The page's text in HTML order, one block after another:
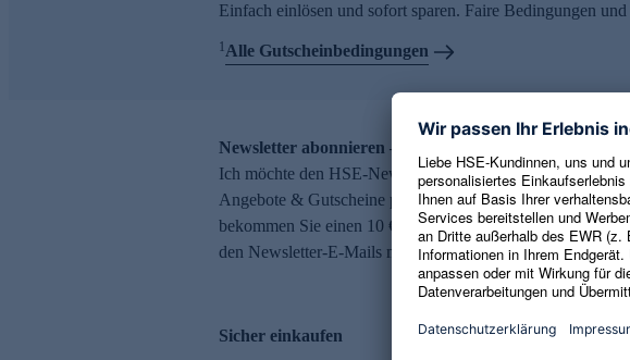
Einfach einlösen und sofort sparen. Faire Bedingungen
1Alle Gutscheinbedingungen
Newsletter abonnieren – 10 € Gutschein erhalten
Ich möchte den HSE-Newsletter abonnieren und aktuelle
Angebote & Gutscheine per E-Mail erhalten. Als
bekommen Sie einen 10 € Gutschein. Eine Abmeldung ist
den Newsletter-E-Mails möglich.
Sicher einkaufen